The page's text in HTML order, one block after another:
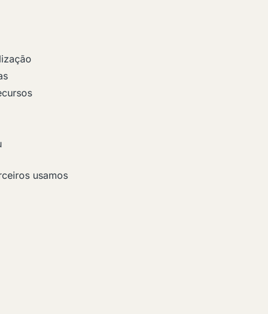
usamos